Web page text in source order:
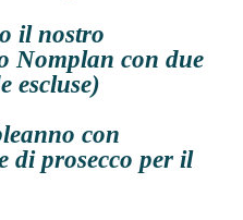
il nostro
Nomplan con due
escluse)
con
di prosecco per il